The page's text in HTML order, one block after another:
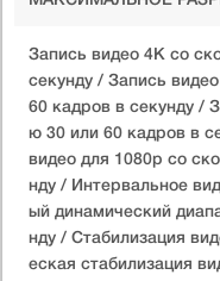
Запись видео 4K со
секунду / Запись
60 кадров в секунду /
ю 30 или 60 кадров в
видео для 1080p со
нду / Интервальное
ый динамический
нду / Стабилизация
еская стабилизация